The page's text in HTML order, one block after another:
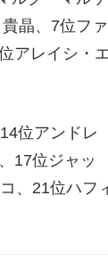
晶、7位ファ
アレイシ・
位アンドレ
17位ジャッ
、21位ハフ